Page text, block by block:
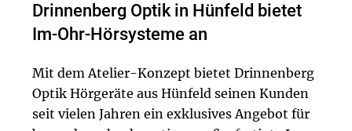
Drinnenberg Optik in Hünfeld bietet
Im-Ohr-Hörsysteme an
Mit dem Atelier-Konzept bietet Drinnenberg
Optik Hörgeräte aus Hünfeld seinen Kunden
seit vielen Jahren ein exklusives Angebot für